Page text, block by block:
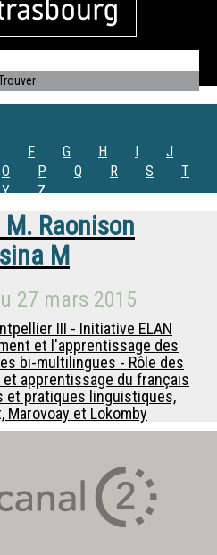
F G H I
J
O P Q R S
T
Y Z
M. Raonison
M
27 mars 2015
III - Initiative ELAN
et l'apprentissage des
bi-multilingues - Rôle des
et apprentissage du français
et pratiques linguistiques,
Marovoay et Lokomby